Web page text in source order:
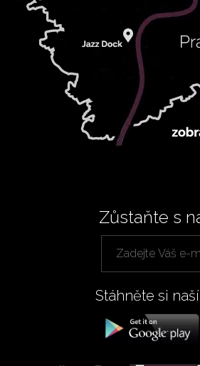
Zůstaňte s
Stáhněte si